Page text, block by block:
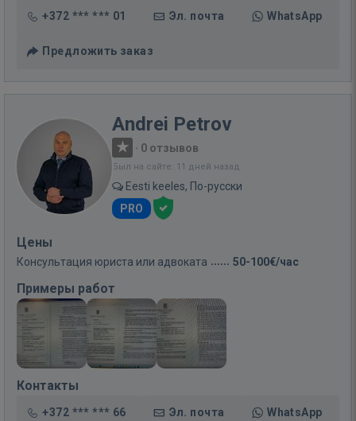
+372 *** *** 01 Эл. почта WhatsApp
Предложить заказ
Andrei Petrov
· 0 отзывов
Был на сайте: 11 дней назад
Eesti keeles, По-русски
PRO
Цены
Консультация юриста или адвоката 50-100€/час
Примеры работ
Контакты
+372 *** *** 66 Эл. почта WhatsApp